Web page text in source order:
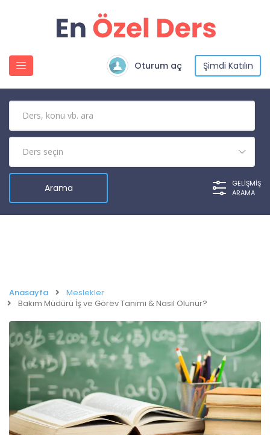
Oturum aç Şimdi Katılın
GELIŞMIŞ
ARAMA
Anasayfa
Meslekler
Bakım Müdürü İş ve Görev Tanımı & Nasıl Olunur?